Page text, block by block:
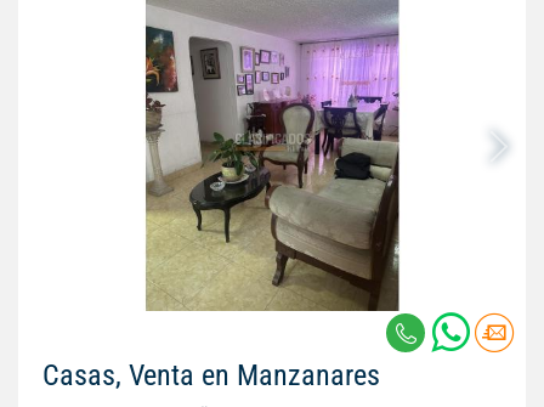
Casas, Venta en Manzanares